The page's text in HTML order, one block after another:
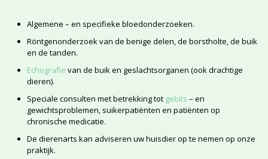
Algemene – en specifieke bloedonderzoeken.
Röntgenonderzoek van de benige delen, de borstholte, de buik
en de tanden.
Echografie van de buik en geslachtsorganen (ook drachtige
dieren).
Speciale consulten met betrekking tot gebits – en
gewichtsproblemen, suikerpatiënten en patiënten op
chronische medicatie.
De dierenarts kan adviseren uw huisdier op te nemen op onze
praktijk.